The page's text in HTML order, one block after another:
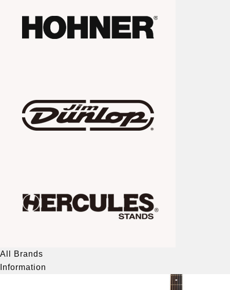
All Brands
Information